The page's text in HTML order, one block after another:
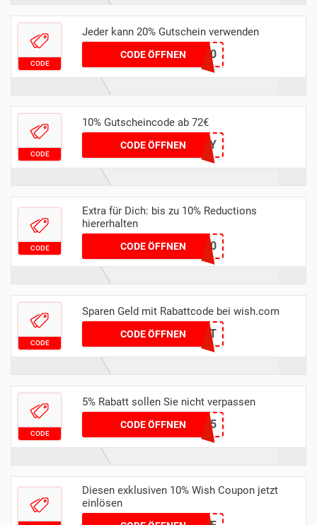
CODE
Jeder kann 20% Gutschein verwenden
CODE ÖFFNEN
WELCOME20
CODE
10% Gutscheincode ab 72€
CODE ÖFFNENOUTSUNNY
CODE
Extra für Dich: bis zu 10% Reductions
hiererhalten
CODE ÖFFNENlucky10
CODE
Sparen Geld mit Rabattcode bei wish.com
CODE ÖFFNENCZMJFDXT
CODE
5% Rabatt sollen Sie nicht verpassen
CODE ÖFFNENZACALSOP5
Diesen exklusiven 10% Wish Coupon jetzt
einlösen